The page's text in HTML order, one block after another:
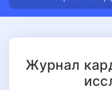
Журнал